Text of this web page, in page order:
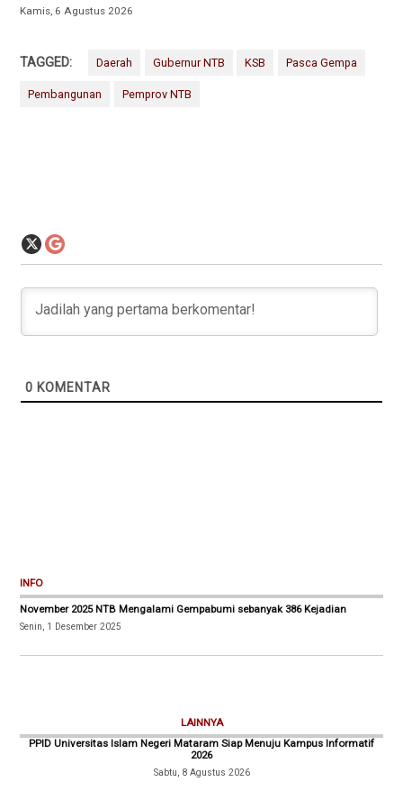
Kamis, 6 Agustus 2026
TAGGED: Daerah Gubernur NTB KSB Pasca Gempa
Pembangunan Pemprov NTB
0 KOMENTAR
INFO
November 2025 NTB Mengalami Gempabumi sebanyak 386 Kejadian
Senin, 1 Desember 2025
LAINNYA
PPID Universitas Islam Negeri Mataram Siap Menuju Kampus Informatif
2026
Sabtu, 8 Agustus 2026